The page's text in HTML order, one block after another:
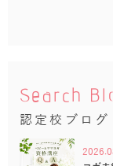
Search
認定校ブログ